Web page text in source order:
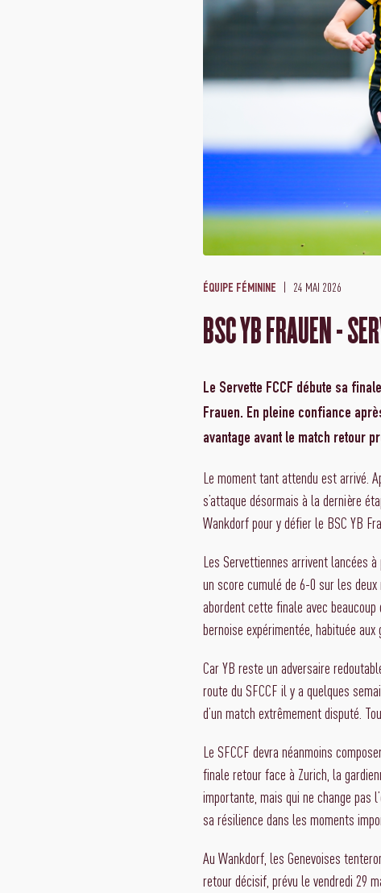
ÉQUIPE FÉMININE 24 MAI 2026
BSC YB FRAUEN -
Le Servette FCCF débute sa
Frauen. En pleine confiance
avantage avant le match retour
Le moment tant attendu est arrivé.
s’attaque désormais à la dernière
Wankdorf pour y défier le BSC YB
Les Servettiennes arrivent lancées
un score cumulé de 6-0 sur les
abordent cette finale avec
bernoise expérimentée, habituée
Car YB reste un adversaire
route du SFCCF il y a quelques
d’un match extrêmement disputé.
Le SFCCF devra néanmoins
finale retour face à Zurich, la
importante, mais qui ne change pas
sa résilience dans les moments
Au Wankdorf, les Genevoises
retour décisif, prévu le vendredi 29